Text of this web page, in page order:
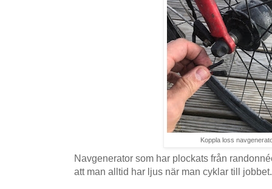
Koppla loss
Navgenerator som har plockats från
att man alltid har ljus när man cyklar till jobbet.